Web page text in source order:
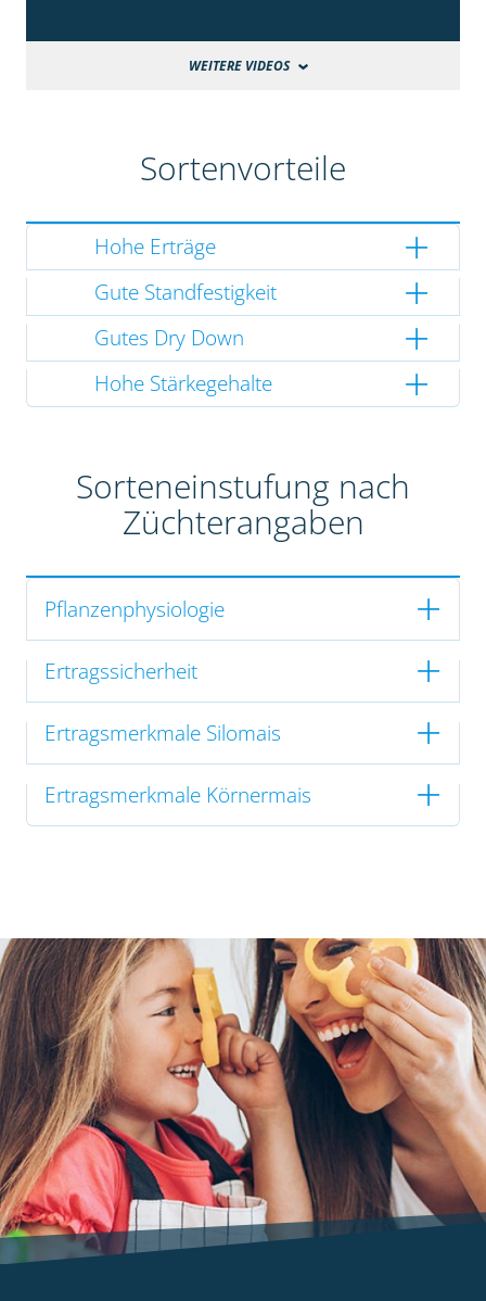
WEITERE VIDEOS
Sortenvorteile
Hohe Erträge
Gute Standfestigkeit
Gutes Dry Down
Hohe Stärkegehalte
Sorteneinstufung nach
Züchterangaben
Pflanzenphysiologie
Ertragssicherheit
Ertragsmerkmale Silomais
Ertragsmerkmale Körnermais